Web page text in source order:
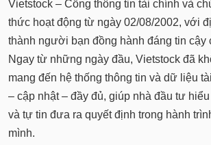
tiết
quan
dịch
chính
Vietstock – Cổng thông tin tài chính và
thức hoạt động từ ngày 02/08/2002, với
thành người bạn đồng hành đáng tin cậy
Ngay từ những ngày đầu, Vietstock đã
mang đến hệ thống thông tin và dữ liệu
– cập nhật – đầy đủ, giúp nhà đầu tư
và tự tin đưa ra quyết định trong hành
mình.
Ngành
VS-
SECTOR